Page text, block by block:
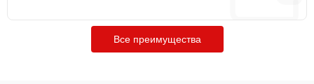
Все преимущества